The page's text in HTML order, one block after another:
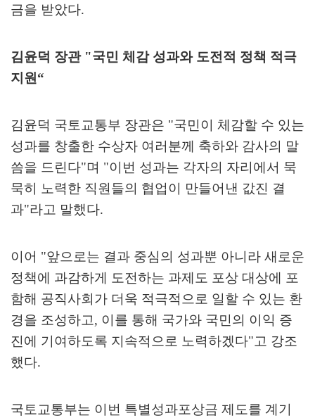
금을 받았다.
김윤덕 장관 "국민 체감 성과와 도전적 정책 적극
지원“
김윤덕 국토교통부 장관은 "국민이 체감할 수 있는
성과를 창출한 수상자 여러분께 축하와 감사의 말
씀을 드린다"며 "이번 성과는 각자의 자리에서 묵
묵히 노력한 직원들의 협업이 만들어낸 값진 결
과"라고 말했다.
이어 "앞으로는 결과 중심의 성과뿐 아니라 새로운
정책에 과감하게 도전하는 과제도 포상 대상에 포
함해 공직사회가 더욱 적극적으로 일할 수 있는 환
경을 조성하고, 이를 통해 국가와 국민의 이익 증
진에 기여하도록 지속적으로 노력하겠다"고 강조
했다.
국토교통부는 이번 특별성과포상금 제도를 계기